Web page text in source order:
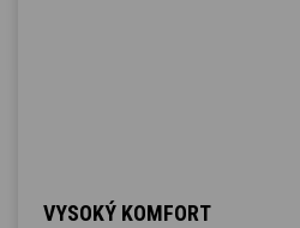
VYSOKÝ KOMFORT